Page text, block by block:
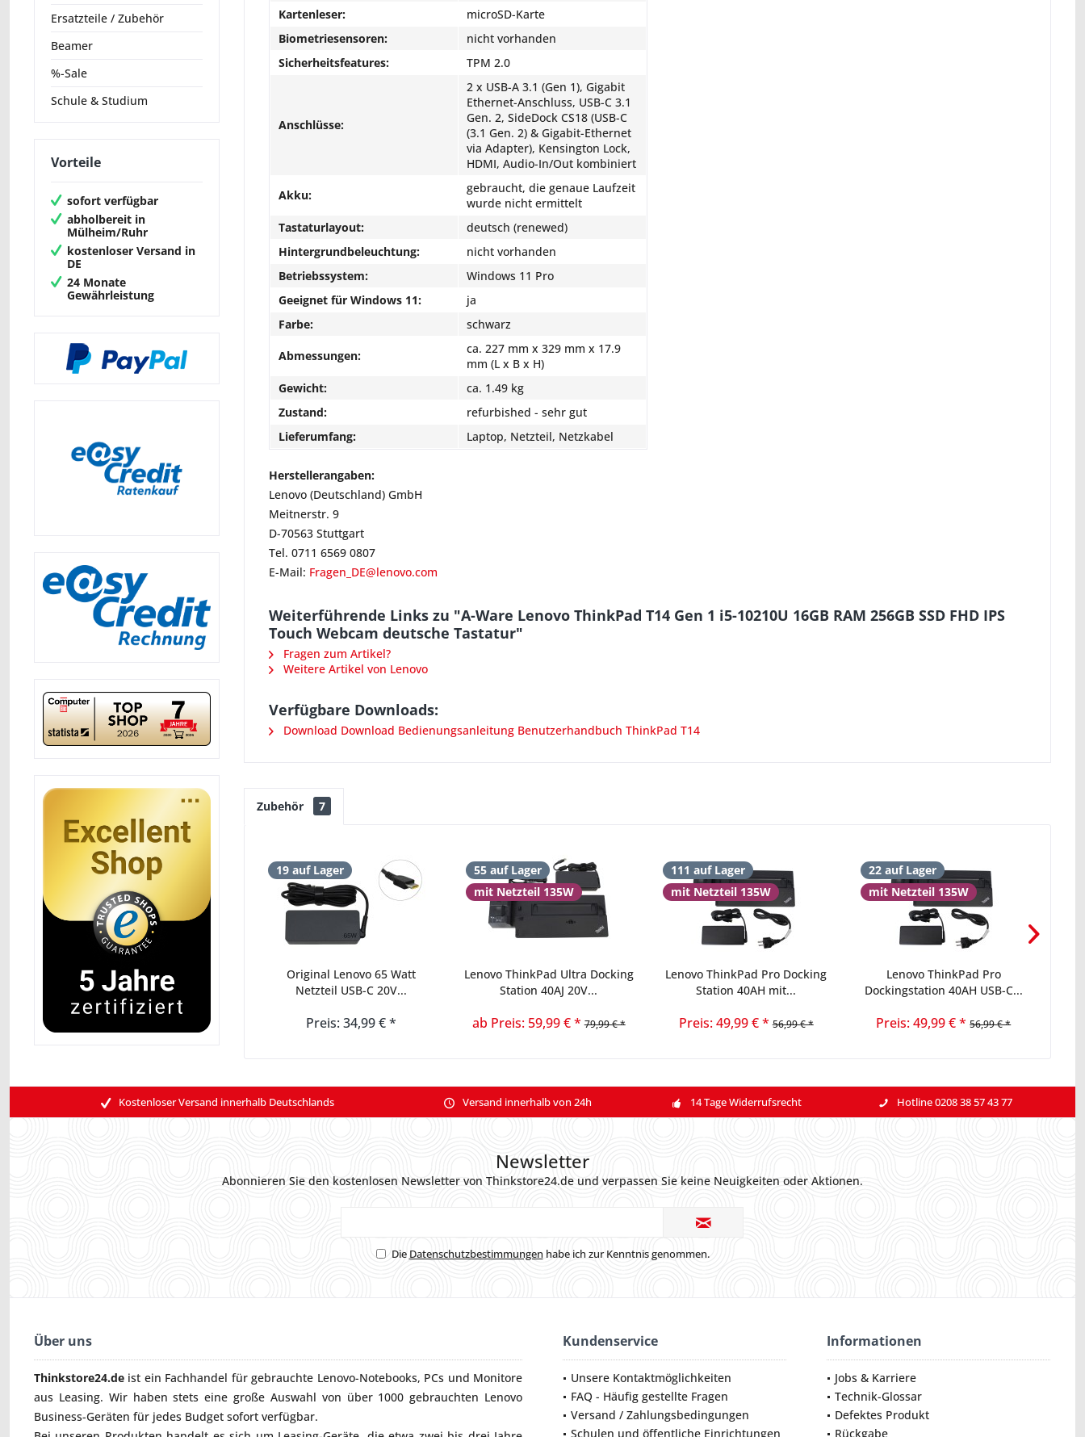
Ersatzteile / Zubehör
Beamer
%-Sale
Schule & Studium
Vorteile
sofort verfügbar
abholbereit in
Mülheim/Ruhr
kostenloser Versand in
DE
24 Monate
Gewährleistung
Kartenleser:
microSD-Karte
Biometriesensoren:
nicht vorhanden
Sicherheitsfeatures:
TPM 2.0
Anschlüsse:
2 x USB-A 3.1 (Gen 1), Gigabit
Ethernet-Anschluss, USB-C 3.1
Gen. 2, SideDock CS18 (USB-C
(3.1 Gen. 2) & Gigabit-Ethernet
via Adapter), Kensington Lock,
HDMI, Audio-In/Out kombiniert
Akku:
gebraucht, die genaue Laufzeit
wurde nicht ermittelt
Tastaturlayout:
deutsch (renewed)
Hintergrundbeleuchtung:
nicht vorhanden
Betriebssystem:
Windows 11 Pro
Geeignet für Windows 11:
ja
Farbe:
schwarz
Abmessungen:
ca. 227 mm x 329 mm x 17.9
mm (L x B x H)
Gewicht:
ca. 1.49 kg
Zustand:
refurbished - sehr gut
Lieferumfang:
Laptop, Netzteil, Netzkabel
Herstellerangaben:
Lenovo (Deutschland) GmbH
Meitnerstr. 9
D-70563 Stuttgart
Tel. 0711 6569 0807
E-Mail: Fragen_DE@lenovo.com
Weiterführende Links zu "A-Ware Lenovo ThinkPad T14 Gen 1 i5-10210U 16GB RAM 256GB SSD FHD IPS
Touch Webcam deutsche Tastatur"
Fragen zum Artikel?
Weitere Artikel von Lenovo
Verfügbare Downloads:
Download Download Bedienungsanleitung Benutzerhandbuch ThinkPad T14
Zubehör 7
19 auf Lager
Original Lenovo 65 Watt
Netzteil USB-C 20V...
Preis: 34,99 € *
55 auf Lager
mit Netzteil 135W
Lenovo ThinkPad Ultra Docking
Station 40AJ 20V...
ab Preis: 59,99 € * 79,99 € *
111 auf Lager
mit Netzteil 135W
Lenovo ThinkPad Pro Docking
Station 40AH mit...
Preis: 49,99 € * 56,99 € *
22 auf Lager
mit Netzteil 135W
Lenovo ThinkPad Pro
Dockingstation 40AH USB-C...
Preis: 49,99 € * 56,99 € *
Kostenloser Versand innerhalb Deutschlands Versand innerhalb von 24h 14 Tage Widerrufsrecht Hotline 0208 38 57 43 77
Newsletter
Abonnieren Sie den kostenlosen Newsletter von Thinkstore24.de und verpassen Sie keine Neuigkeiten oder Aktionen.
Die Datenschutzbestimmungen habe ich zur Kenntnis genommen.
Über uns
Thinkstore24.de ist ein Fachhandel für gebrauchte Lenovo-Notebooks, PCs und Monitore
aus Leasing. Wir haben stets eine große Auswahl von über 1000 gebrauchten Lenovo
Business-Geräten für jedes Budget sofort verfügbar.
Kundenservice
Unsere Kontaktmöglichkeiten
FAQ - Häufig gestellte Fragen
Versand / Zahlungsbedingungen
Schulen und öffentliche Einrichtungen
Informationen
Jobs & Karriere
Technik-Glossar
Defektes Produkt
Rückgabe